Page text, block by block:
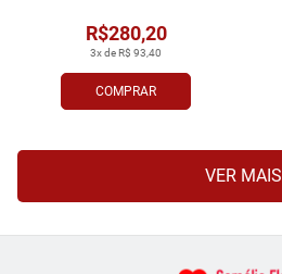
COMPRAR
3x de R$ 93,40
R$280,20
VER MAIS